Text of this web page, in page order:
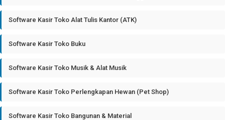
Software Kasir Toko Alat Tulis Kantor (ATK)
Software Kasir Toko Buku
Software Kasir Toko Musik & Alat Musik
Software Kasir Toko Perlengkapan Hewan (Pet Shop)
Software Kasir Toko Bangunan & Material